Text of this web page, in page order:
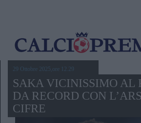
29 Ottobre 2025,ore 12.29
SAKA VICINISSIMO AL
DA RECORD CON
CIFRE